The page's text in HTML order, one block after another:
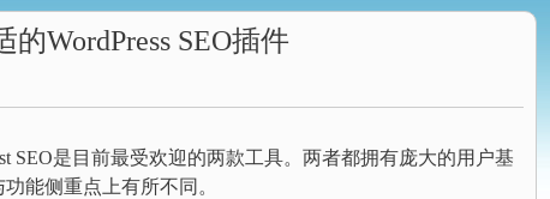
WordPress SEO插件
SEO是目前最受欢迎的两款工具。两者都拥有庞大的用户基
能侧重点上有所不同。